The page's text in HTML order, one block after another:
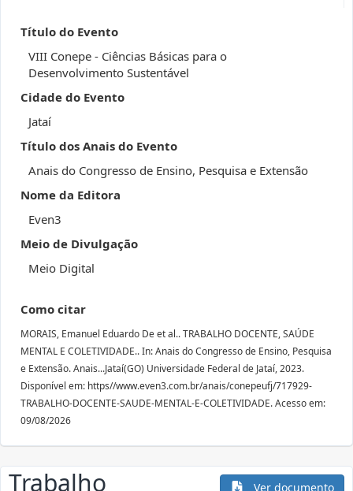
Título do Evento
VIII Conepe - Ciências Básicas para o
Desenvolvimento Sustentável
Cidade do Evento
Jataí
Título dos Anais do Evento
Anais do Congresso de Ensino, Pesquisa e Extensão
Nome da Editora
Even3
Meio de Divulgação
Meio Digital
Como citar
MORAIS, Emanuel Eduardo De et al.. TRABALHO DOCENTE, SAÚDE
MENTAL E COLETIVIDADE.. In: Anais do Congresso de Ensino, Pesquisa
e Extensão. Anais...Jataí(GO) Universidade Federal de Jataí, 2023.
Disponível em: https//www.even3.com.br/anais/conepeufj/717929-
TRABALHO-DOCENTE-SAUDE-MENTAL-E-COLETIVIDADE. Acesso em:
09/08/2026
Trabalho Ver documento